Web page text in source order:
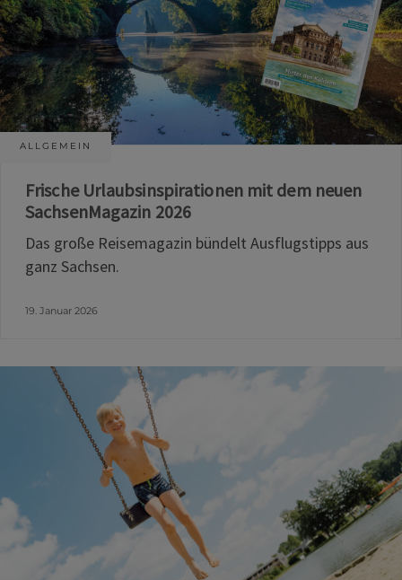
ALLGEMEIN
Frische Urlaubsinspirationen mit dem neuen
SachsenMagazin 2026
Das große Reisemagazin bündelt Ausflugstipps aus
ganz Sachsen.
19. Januar 2026